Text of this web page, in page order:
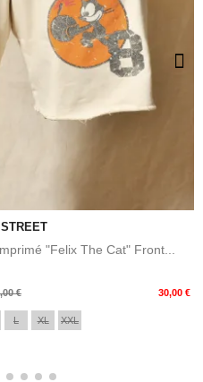
"Felix The Cat" Front...
€ 30,00 €
L XL XXL